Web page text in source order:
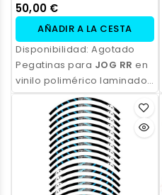
50,00 €
AÑADIR A LA CESTA
Disponibilidad: Agotado
Pegatinas para JOG RR en
vinilo polimérico laminado,
impresas con tinta
ecosolvente. Alta
resistencia, acabado
profesional y opción de
personalización.